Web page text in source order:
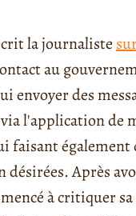
la journaliste
au
envoyer des
l'application de
faisant également
désirées. Après
à critiquer